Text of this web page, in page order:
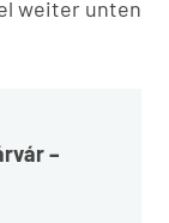
weiter unten
–